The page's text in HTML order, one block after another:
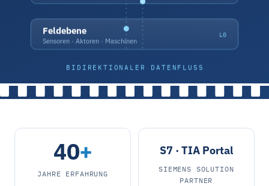
Feldebene
Sensoren · Aktoren · Maschinen
L0
BIDIREKTIONALER DATENFLUSS
40+
JAHRE ERFAHRUNG
S7 · TIA Portal
SIEMENS SOLUTION
PARTNER